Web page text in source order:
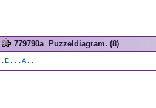
779790a Puzzeldiagram. (8)
.E...A..